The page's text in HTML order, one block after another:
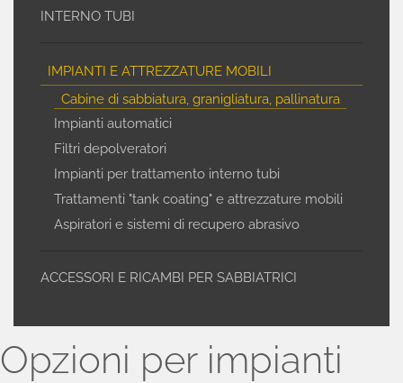
INTERNO TUBI
IMPIANTI E ATTREZZATURE MOBILI
Cabine di sabbiatura, granigliatura, pallinatura
Impianti automatici
Filtri depolveratori
Impianti per trattamento interno tubi
Trattamenti "tank coating" e attrezzature mobili
Aspiratori e sistemi di recupero abrasivo
ACCESSORI E RICAMBI PER SABBIATRICI
Opzioni per impianti